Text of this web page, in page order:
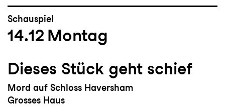
Schauspiel
14.12 Montag
Dieses Stück geht schief
Mord auf Schloss Haversham
Grosses Haus